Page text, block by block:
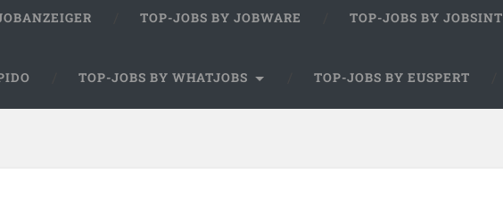
TOP-JOBS BY JOBWARE TOP-JOBS BY
TOP-JOBS BY WHATJOBS TOP-JOBS BY EUSPERT